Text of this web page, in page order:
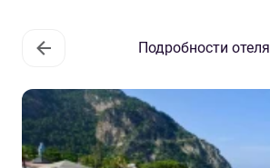
Подробности отеля